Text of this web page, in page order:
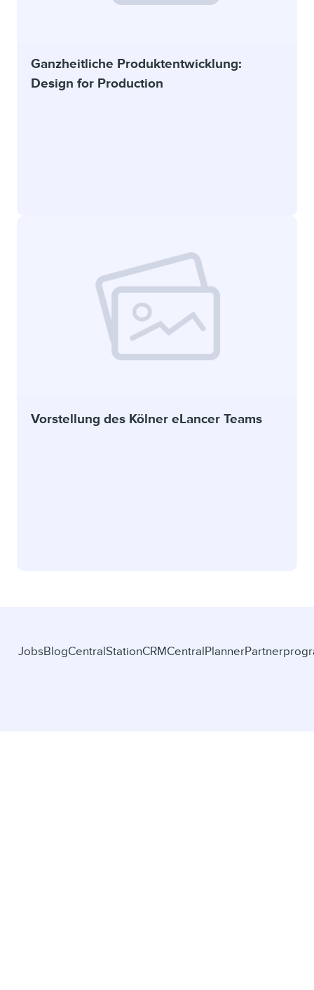
Ganzheitliche Produktentwicklung:
Design for Production
Vorstellung des Kölner eLancer Teams
JobsBlogCentralStationCRMCentralPlanner